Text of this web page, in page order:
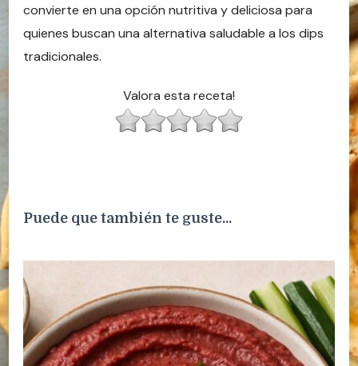
convierte en una opción nutritiva y deliciosa para
quienes buscan una alternativa saludable a los dips
tradicionales.
Valora esta receta!
Puede que también te guste...